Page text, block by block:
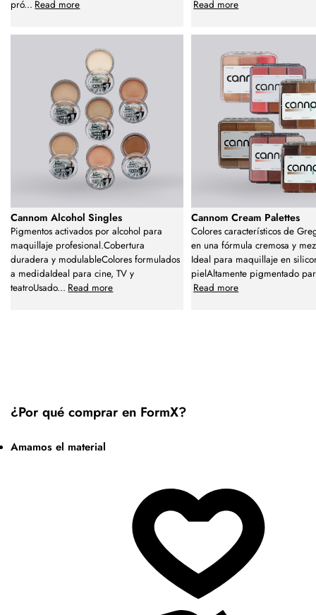
pró... Read more Read more
Cannom Alcohol Singles
Pigmentos activados por alcohol para
maquillaje profesional.Cobertura
duradera y modulableColores formulados
a medidaIdeal para cine, TV y
teatroUsado... Read more
Cannom Cream Palettes
Colores característicos de
en una fórmula cremosa y
Ideal para maquillaje en
pielAltamente pigmentado
Read more
¿Por qué comprar en FormX?
Amamos el material